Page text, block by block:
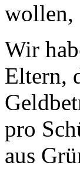
wollen,
Wir
Eltern,
pro
aus